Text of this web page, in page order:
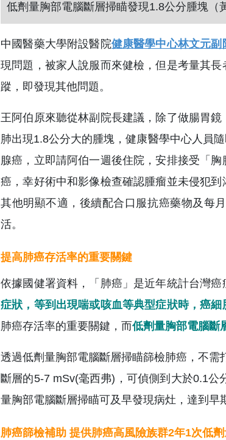
低劑量胸部電腦斷層掃瞄發現1.8公分腫塊（
中國醫藥大學附設醫院健康醫學中心林文元副
現問題，被家人說服而來健檢，但是考量其
蹤，即發現其他問題。
王阿伯原來聽從林副院長建議，除了做腸胃
肺出現1.8公分大的腫塊，健康醫學中心人員
腺癌，立即請阿伯一週後住院，安排接受「
癌，幸好術中和影像檢查確認腫瘤並未侵犯
其他明顯不適，後續配合口服抗癌藥物及每
活。
提高肺癌存活率的重要關鍵
依據國健署資料，「肺癌」是近年統計台灣
症狀，等到出現喘或咳血等典型症狀時，癌細
肺癌存活率的重要關鍵，而低劑量胸部電腦斷
透過低劑量胸部電腦斷層掃瞄篩檢肺癌，不
斷層的5-7 mSv(毫西弗)，可偵側到大於0.1
量胸部電腦斷層掃瞄可及早發現病灶，達到早
肺癌篩檢補助 提供肺癌高風險族群2年1次低